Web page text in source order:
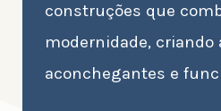
construções que
modernidade, criando
aconchegantes e